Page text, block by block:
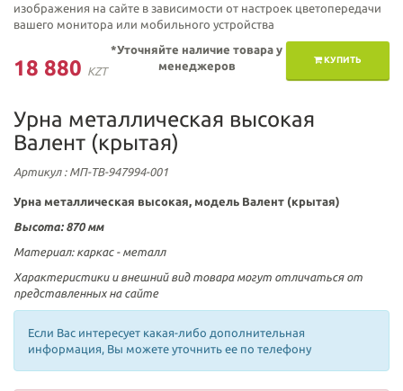
изображения на сайте в зависимости от настроек цветопередачи
вашего монитора или мобильного устройства
18 880 KZT
КУПИТЬ
*Уточняйте наличие товара у
менеджеров
Урна металлическая высокая
Валент (крытая)
Артикул: МП-ТВ-947994-001
Урна металлическая высокая, модель Валент (крытая)
Высота: 870 мм
Материал: каркас - металл
Характеристики и внешний вид товара могут отличаться от
представленных на сайте
Если Вас интересует какая-либо дополнительная
информация, Вы можете уточнить ее по телефону